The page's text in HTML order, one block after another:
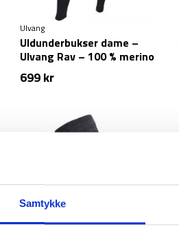
Samtykke
Ulvang
Uldunderbukser dame –
Ulvang Rav – 100 % merino
uld
699kr